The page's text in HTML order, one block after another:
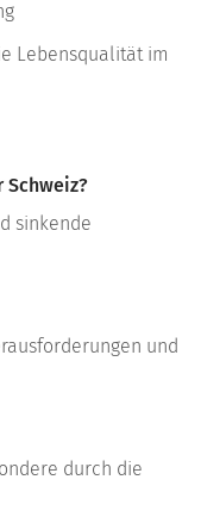
Lebensqualität im
sinkende
und
durch die